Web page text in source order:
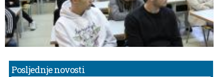
Posljednje novosti